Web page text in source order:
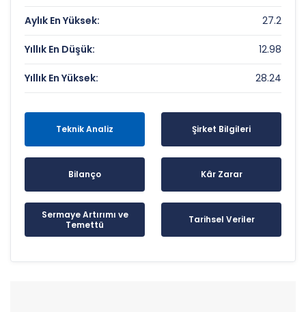
Aylık En Yüksek: 27.2
Yıllık En Düşük: 12.98
Yıllık En Yüksek: 28.24
Teknik Analiz Şirket Bilgileri
Bilanço Kâr Zarar
Sermaye Artırımı ve
Temettü
Tarihsel Veriler